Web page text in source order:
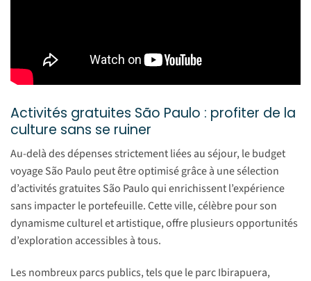
Activités gratuites São Paulo : profiter de la
culture sans se ruiner
Au-delà des dépenses strictement liées au séjour, le budget
voyage São Paulo peut être optimisé grâce à une sélection
d’activités gratuites São Paulo qui enrichissent l’expérience
sans impacter le portefeuille. Cette ville, célèbre pour son
dynamisme culturel et artistique, offre plusieurs opportunités
d’exploration accessibles à tous.
Les nombreux parcs publics, tels que le parc Ibirapuera,